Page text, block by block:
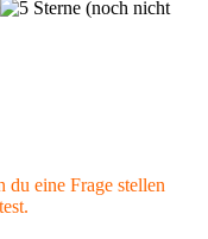
(noch nicht
du eine Frage stellen